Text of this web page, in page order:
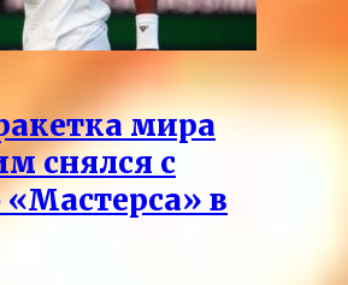
мира
снялся с
в